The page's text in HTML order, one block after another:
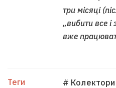
три місяці
„вибити все
вже
Теги # Колектори